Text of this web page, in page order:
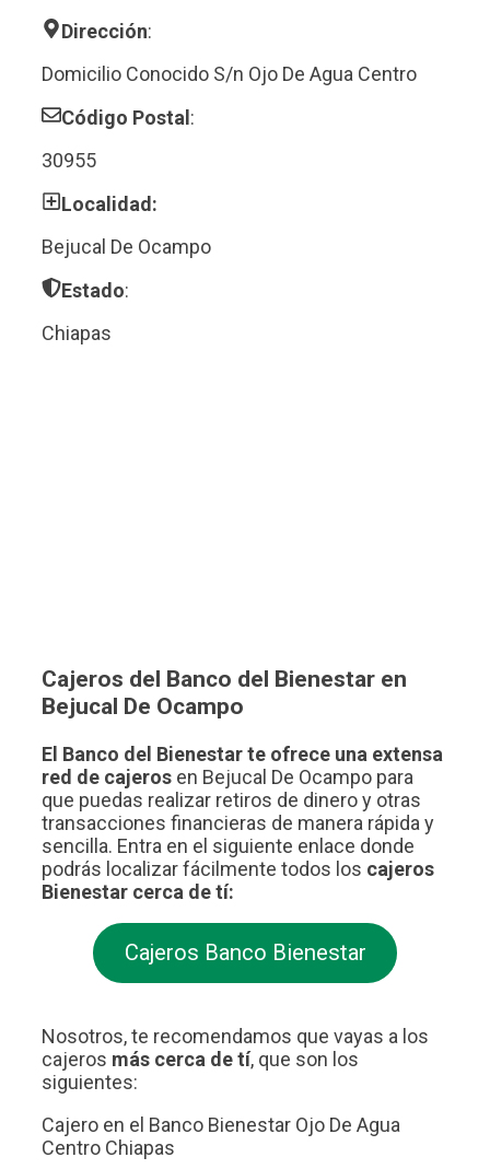
Dirección:
Domicilio Conocido S/n Ojo De Agua Centro
Código Postal:
30955
Localidad:
Bejucal De Ocampo
Estado:
Chiapas
Cajeros del Banco del Bienestar en
Bejucal De Ocampo
El Banco del Bienestar te ofrece una extensa
red de cajeros en Bejucal De Ocampo para
que puedas realizar retiros de dinero y otras
transacciones financieras de manera rápida y
sencilla. Entra en el siguiente enlace donde
podrás localizar fácilmente todos los cajeros
Bienestar cerca de tí:
Cajeros Banco Bienestar
Nosotros, te recomendamos que vayas a los
cajeros más cerca de tí, que son los
siguientes:
Cajero en el Banco Bienestar Ojo De Agua
Centro Chiapas